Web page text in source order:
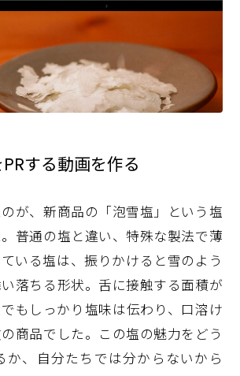
する動画を作る
が、新商品の「泡雪塩」という塩
普通の塩と違い、特殊な製法で薄
いる塩は、振りかけると雪のよう
落ちる形状。舌に接触する面積が
もしっかり塩味は伝わり、口溶け
商品でした。この塩の魅力をどう
か、自分たちでは分からないから